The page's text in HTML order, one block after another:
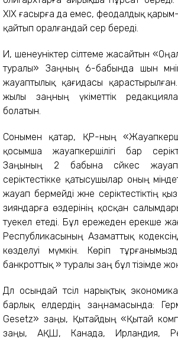
XIX ғасырға да емес, феодалдық қарым-
қайтып оралғандай әсер береді.
Иә, шенеуніктер сілтеме жасайтын
туралы» Заңның 6-бабында шын
жауаптылық қағидасы
жылы заңның үкіметтік
болатын.
Сонымен қатар, ҚР-ның
қосымша жауапкершілігі бар
Заңының 2 бабына сәйкес
серіктестікке қатысушылар оның
жауап бермейді және серіктестіктің
зияндарға өздерінің қосқан
тәуекел етеді. Бұл ережеден ерекше
Республикасының Азаматтық
көзделуі мүмкін. Көріп
банкроттық » туралы заң бұл тізімде
Дәл осындай тәсіл нарықтық
барлық елдердің заңнамасында:
Gesetz» заңы, Қытайдың «Қытай
заңы, АҚШ, Канада, Ирландия,